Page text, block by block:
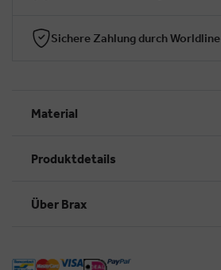
Sichere Zahlung durch Worldline
Material
Produktdetails
Über Brax